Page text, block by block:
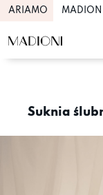
Skip
ARIAMO MADIONI
Suknia